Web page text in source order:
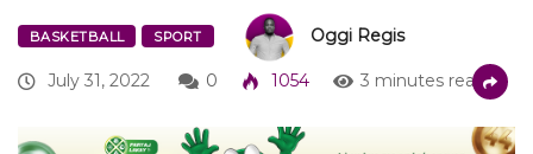
BASKETBALL SPORT Oggi Regis
July 31, 2022 0 1054 3 minutes read